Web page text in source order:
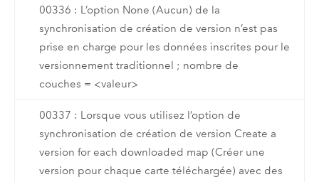
00336 : L’option None (Aucun) de la
synchronisation de création de version n’est pas
prise en charge pour les données inscrites pour le
versionnement traditionnel ; nombre de
couches = <valeur>
00337 : Lorsque vous utilisez l’option de
synchronisation de création de version Create a
version for each downloaded map (Créer une
version pour chaque carte téléchargée) avec des